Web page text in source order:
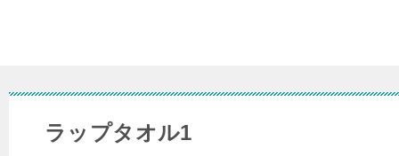
ラップタオル1